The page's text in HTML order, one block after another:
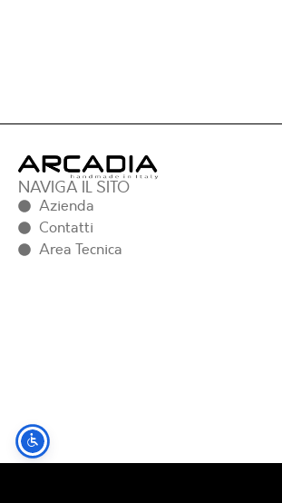
NAVIGA IL SITO
Azienda
Contatti
Area Tecnica